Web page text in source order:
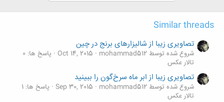
:
Similar threads
تصاویری زیبا از شالیزارهای برنج در چین
شروع شده توسط mohammad512 Oct 14, 2015
پاسخ ها: 0
تالار عکس
تصاویری زیبا از ابر ماه سرخ‌گون را ببینید
شروع شده توسط mohammad512 Sep 30, 2015 پاسخ ها: 1
تالار عکس